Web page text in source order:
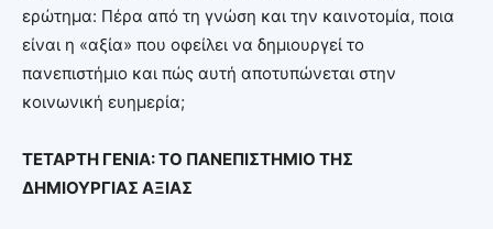
ερώτημα: Πέρα από τη γνώση και την καινοτομία, ποια
είναι η «αξία» που οφείλει να δημιουργεί το
πανεπιστήμιο και πώς αυτή αποτυπώνεται στην
κοινωνική ευημερία;
ΤΕΤΑΡΤΗ ΓΕΝΙΑ: ΤΟ ΠΑΝΕΠΙΣΤΗΜΙΟ ΤΗΣ
ΔΗΜΙΟΥΡΓΙΑΣ ΑΞΙΑΣ